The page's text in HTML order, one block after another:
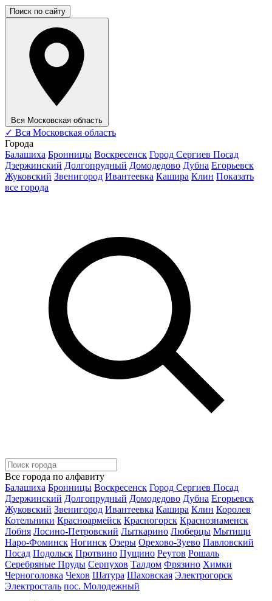
Поиск по сайту
Вся Московская область
✓ Вся Московская область
Города
Балашиха Бронницы Воскресенск Город Сергиев Посад
Дзержинский Долгопрудный Домодедово Дубна Егорьевск
Жуковский Звенигород Ивантеевка Кашира Клин Показать
все города
Все города по алфавиту
Балашиха Бронницы Воскресенск Город Сергиев Посад
Дзержинский Долгопрудный Домодедово Дубна Егорьевск
Жуковский Звенигород Ивантеевка Кашира Клин Королев
Котельники Красноармейск Красногорск Краснознаменск
Лобня Лосино-Петровский Лыткарино Люберцы Мытищи
Наро-Фоминск Ногинск Озеры Орехово-Зуево Павловский
Посад Подольск Протвино Пущино Реутов Рошаль
Серебряные Пруды Серпухов Талдом Фрязино Химки
Черноголовка Чехов Шатура Шаховская Электрогорск
Электросталь пос. Молодежный